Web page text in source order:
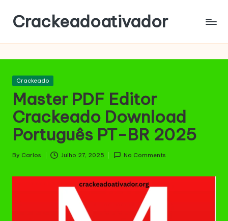
Skip
content
Crackeadoativador
Posted
Crackeado
Master PDF Editor
Crackeado Download
Português PT-BR 2025
Posted
By Carlos Julho 27, 2025 No Comments